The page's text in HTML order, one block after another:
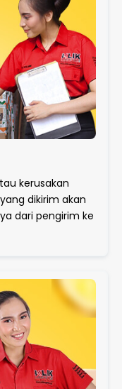
kerusakan
dikirim akan
dari pengirim ke